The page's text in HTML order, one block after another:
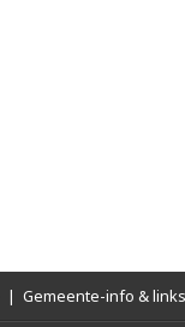
| Gemeente-info & links